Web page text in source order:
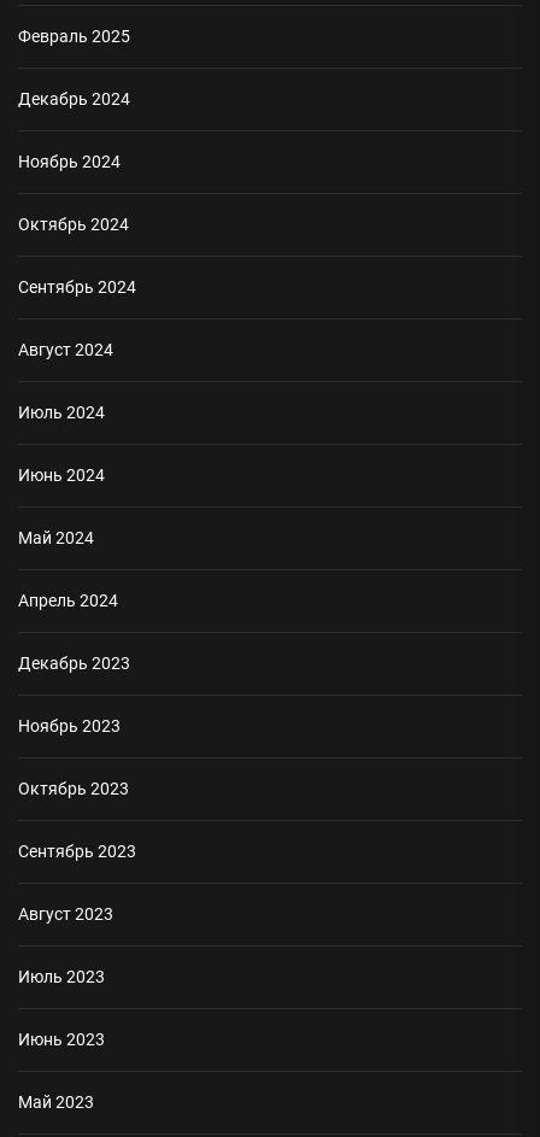
Февраль 2025
Декабрь 2024
Ноябрь 2024
Октябрь 2024
Сентябрь 2024
Август 2024
Июль 2024
Июнь 2024
Май 2024
Апрель 2024
Декабрь 2023
Ноябрь 2023
Октябрь 2023
Сентябрь 2023
Август 2023
Июль 2023
Июнь 2023
Май 2023